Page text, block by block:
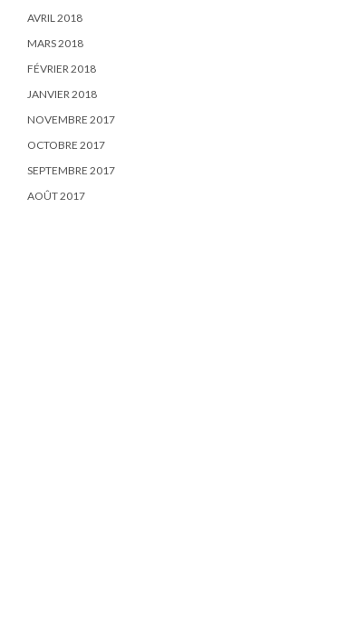
AVRIL 2018
MARS 2018
FÉVRIER 2018
JANVIER 2018
NOVEMBRE 2017
OCTOBRE 2017
SEPTEMBRE 2017
AOÛT 2017